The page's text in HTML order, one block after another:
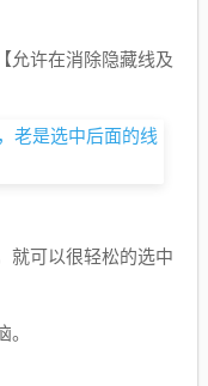
允许在消除隐藏线及
就可以很轻松的选中